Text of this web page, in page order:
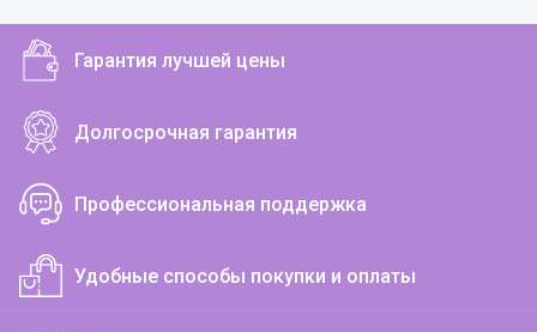
Гарантия лучшей цены
Долгосрочная гарантия
Профессиональная поддержка
Удобные способы покупки и оплаты